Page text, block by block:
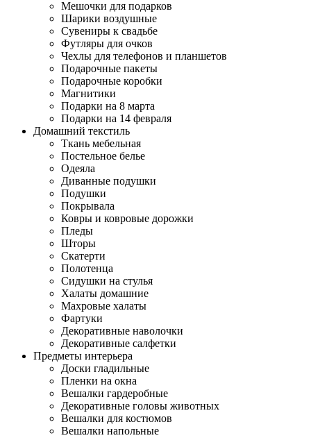
Мешочки для подарков
Шарики воздушные
Сувениры к свадьбе
Футляры для очков
Чехлы для телефонов и планшетов
Подарочные пакеты
Подарочные коробки
Магнитики
Подарки на 8 марта
Подарки на 14 февраля
Домашний текстиль
Ткань мебельная
Постельное белье
Одеяла
Диванные подушки
Подушки
Покрывала
Ковры и ковровые дорожки
Пледы
Шторы
Скатерти
Полотенца
Сидушки на стулья
Халаты домашние
Махровые халаты
Фартуки
Декоративные наволочки
Декоративные салфетки
Предметы интерьера
Доски гладильные
Пленки на окна
Вешалки гардеробные
Декоративные головы животных
Вешалки для костюмов
Вешалки напольные